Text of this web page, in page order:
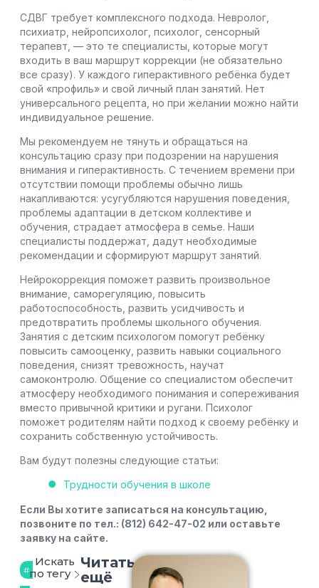
СДВГ требует комплексного подхода. Невролог,
психиатр, нейропсихолог, психолог, сенсорный
терапевт, — это те специалисты, которые могут
входить в ваш маршрут коррекции (не обязательно
все сразу). У каждого гиперактивного ребёнка будет
свой «профиль» и свой личный план занятий. Нет
универсального рецепта, но при желании можно найти
индивидуальное решение.
Мы рекомендуем не тянуть и обращаться на
консультацию сразу при подозрении на нарушения
внимания и гиперактивность. С течением времени при
отсутствии помощи проблемы обычно лишь
накапливаются: усугубляются нарушения поведения,
проблемы адаптации в детском коллективе и
обучения, страдает атмосфера в семье. Наши
специалисты поддержат, дадут необходимые
рекомендации и сформируют маршрут занятий.
Нейрокоррекция поможет развить произвольное
внимание, саморегуляцию, повысить
работоспособность, развить усидчивость и
предотвратить проблемы школьного обучения.
Занятия с детским психологом помогут ребёнку
повысить самооценку, развить навыки социального
поведения, снизят тревожность, научат
самоконтролю. Общение со специалистом обеспечит
атмосферу необходимого понимания и сопереживания
вместо привычной критики и ругани. Психолог
поможет родителям найти подход к своему ребёнку и
сохранить собственную устойчивость.
Вам будут полезны следующие статьи:
Трудности обучения в школе
Если Вы хотите записаться на консультацию,
позвоните по тел.: (812) 642-47-02 или оставьте
заявку на сайте.
Искать
по тегу
Читать
ещё